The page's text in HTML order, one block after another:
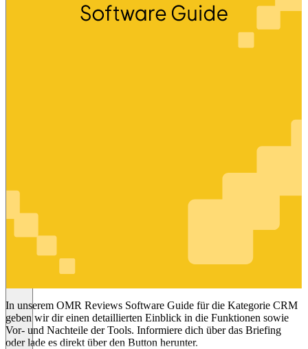
CRM
In unserem OMR Reviews Software Guide für die Kategorie CRM
geben wir dir einen detaillierten Einblick in die Funktionen sowie
Vor- und Nachteile der Tools. Informiere dich über das Briefing
oder lade es direkt über den Button herunter.